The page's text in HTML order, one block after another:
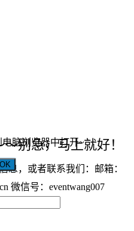
别急，马上就好！
息，或者联系我们：邮箱：
微信号：eventwang007
脑浏览器中打开~
OK